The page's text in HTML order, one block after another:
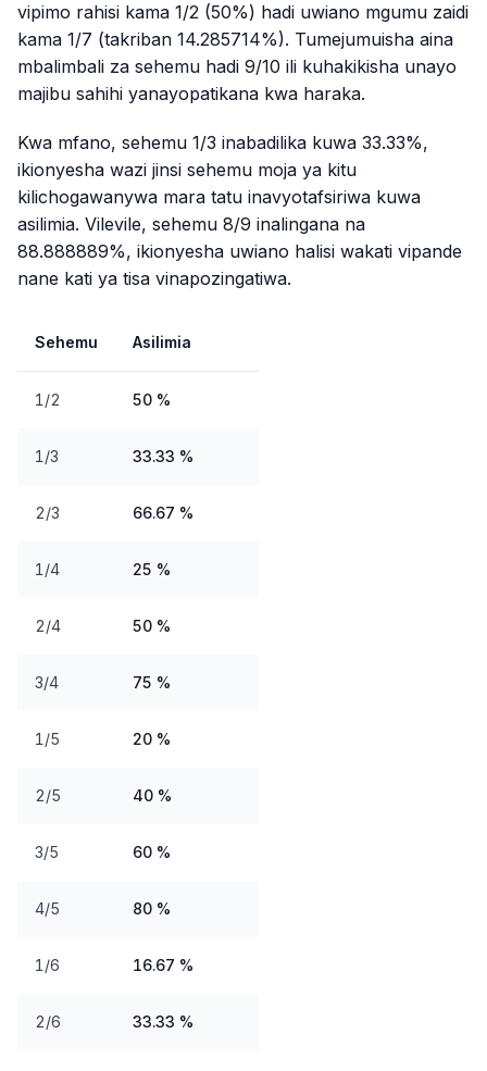
vipimo rahisi kama 1/2 (50%) hadi uwiano mgumu zaidi
kama 1/7 (takriban 14.285714%). Tumejumuisha aina
mbalimbali za sehemu hadi 9/10 ili kuhakikisha unayo
majibu sahihi yanayopatikana kwa haraka.
Kwa mfano, sehemu 1/3 inabadilika kuwa 33.33%,
ikionyesha wazi jinsi sehemu moja ya kitu
kilichogawanywa mara tatu inavyotafsiriwa kuwa
asilimia. Vilevile, sehemu 8/9 inalingana na
88.888889%, ikionyesha uwiano halisi wakati vipande
nane kati ya tisa vinapozingatiwa.
Sehemu Asilimia
1/2 50 %
1/3 33.33 %
2/3 66.67 %
1/4 25 %
2/4 50 %
3/4 75 %
1/5 20 %
2/5 40 %
3/5 60 %
4/5 80 %
1/6 16.67 %
2/6 33.33 %